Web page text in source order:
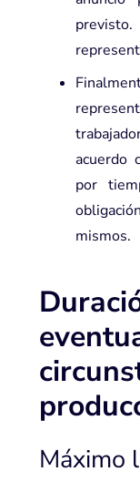
acuerdo
por
mismos.
Máximo